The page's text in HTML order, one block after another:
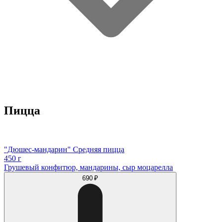
Пицца
"Дюшес-мандарин" Средняя пицца
450 г
Грушевый конфитюр, мандарины, сыр моцарелла
690 ₽